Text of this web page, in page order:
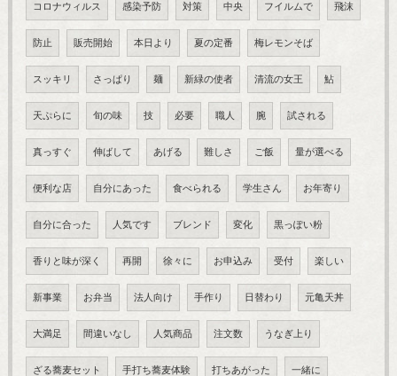
コロナウィルス 感染予防 対策 中央 フイルムで 飛沫
防止 販売開始 本日より 夏の定番 梅レモンそば
スッキリ さっぱり 麺 新緑の使者 清流の女王 鮎
天ぷらに 旬の味 技 必要 職人 腕 試される
真っすぐ 伸ばして あげる 難しさ ご飯 量が選べる
便利な店 自分にあった 食べられる 学生さん お年寄り
自分に合った 人気です ブレンド 変化 黒っぽい粉
香りと味が深く 再開 徐々に お申込み 受付 楽しい
新事業 お弁当 法人向け 手作り 日替わり 元亀天丼
大満足 間違いなし 人気商品 注文数 うなぎ上り
ざる蕎麦セット 手打ち蕎麦体験 打ちあがった 一緒に